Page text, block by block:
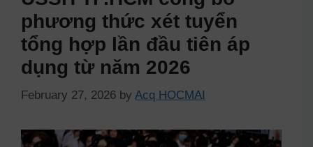
phương thức xét tuyển
tổng hợp lần đầu tiên áp
dụng từ năm 2026
February 27, 2026 by Acq HOCMAI